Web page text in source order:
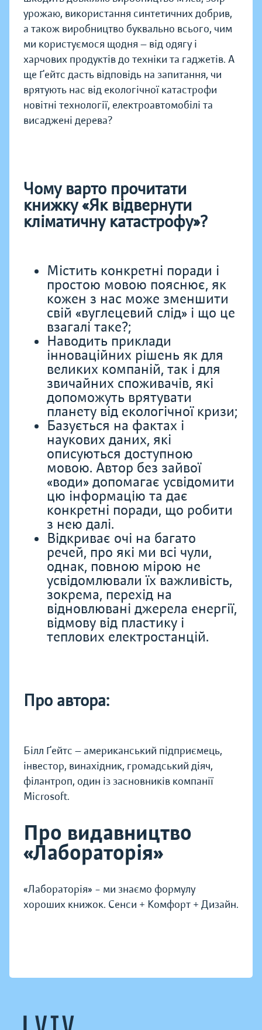
урожаю, використання синтетичних добрив,
а також виробництво буквально всього, чим
ми користуємося щодня — від одягу і
харчових продуктів до техніки та гаджетів. А
ще Ґейтс дасть відповідь на запитання, чи
врятують нас від екологічної катастрофи
новітні технології, електроавтомобілі та
висаджені дерева?
Чому варто прочитати
книжку «Як відвернути
кліматичну катастрофу»?
Містить конкретні поради і
простою мовою пояснює, як
кожен з нас може зменшити
свій «вуглецевий слід» і що це
взагалі таке?;
Наводить приклади
інноваційних рішень як для
великих компаній, так і для
звичайних споживачів, які
допоможуть врятувати
планету від екологічної кризи;
Базується на фактах і
наукових даних, які
описуються доступною
мовою. Автор без зайвої
«води» допомагає усвідомити
цю інформацію та дає
конкретні поради, що робити
з нею далі.
Відкриває очі на багато
речей, про які ми всі чули,
однак, повною мірою не
усвідомлювали їх важливість,
зокрема, перехід на
відновлювані джерела енергії,
відмову від пластику і
теплових електростанцій.
Про автора:
Білл Ґейтс — американський підприємець,
інвестор, винахідник, громадський діяч,
філантроп, один із засновників компанії
Microsoft.
Про видавництво
«Лабораторія»
«Лабораторія» – ми знаємо формулу
хороших книжок. Сенси + Комфорт + Дизайн.